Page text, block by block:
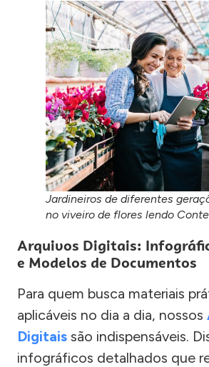
Jardineiros de diferentes
no viveiro de flores lendo
Arquivos Digitais:
e Modelos de Documentos
Para quem busca materiais
aplicáveis no dia a dia, nossos
Digitais são indispensáveis.
infográficos detalhados que